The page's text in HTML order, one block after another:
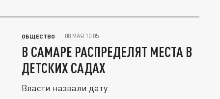
ОБЩЕСТВО 08 МАЯ 10:05
В САМАРЕ РАСПРЕДЕЛЯТ МЕСТА В
ДЕТСКИХ САДАХ
Власти назвали дату.